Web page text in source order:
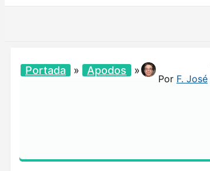
Portada » Apodos »
Por F. José